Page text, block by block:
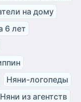
на дому
6 лет
Няни-логопеды
Няни из агентств